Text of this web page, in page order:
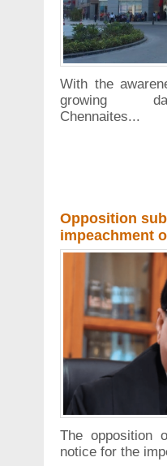
With the
growing
Chennaites...
Opposition
impeachment
The opposition
notice for the